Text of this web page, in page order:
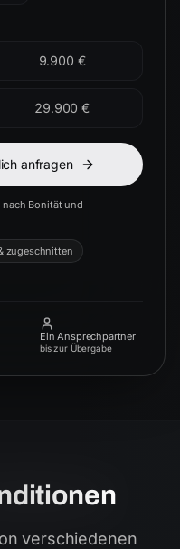
9.900 €
29.900 €
anfragen
Bonität und
zugeschnitten
Ein Ansprechpartner
bis zur Übergabe
verschiedenen